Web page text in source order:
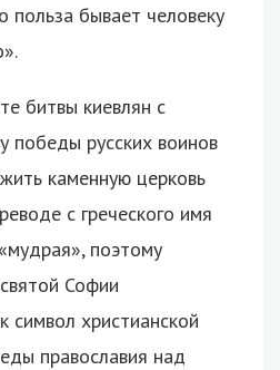
польза бывает человеку
битвы киевлян с
победы русских воинов
каменную церковь
с греческого имя
поэтому
Софии
символ христианской
православия над